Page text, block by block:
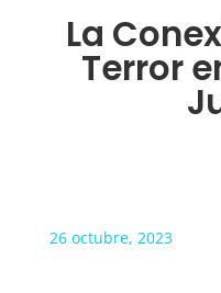
La
Terror
26 octubre, 2023